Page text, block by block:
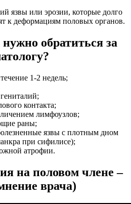
язвы или эрозии, которые долго
к деформациям половых органов.
обратиться за
1-2 недель;
контакта;
лимфоузлов;
раны;
язвы с плотным дном
при сифилисе);
атрофии.
на половом члене –
врача)